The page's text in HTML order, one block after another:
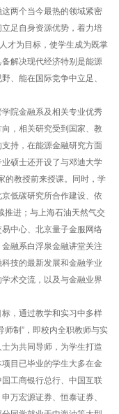
两个当今最热的领域紧密
足自身资源优势，着力培
才为目标，使学生成为既掌
解决现代经济特别是能源
、能在国际竞争中立足、
院金融系及相关专业优秀
，相关研究受到国家、教
持，在能源金融研究方面
硕士还开设了与邓迪大学
的教授前来授课。同时，学
低碳研究所合作建设、依
推进；与上海石油天然气交
中心、北京量子金服网络
融系白浮泉金融讲堂关注
技的最新发展和金融学业
术交流，以及与金融业界
，通过教学和实习中多样
师制”，即校内全职教师与实
为共同导师，为学生打造
目已毕业的学生大多在金
工商银行总行、中国互联
万宏源证券、恒泰证券、